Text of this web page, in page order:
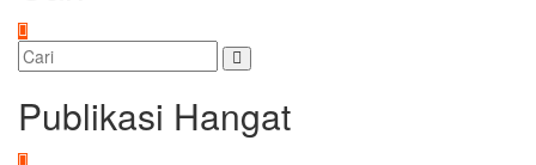
Publikasi Hangat